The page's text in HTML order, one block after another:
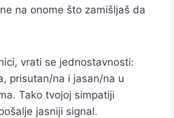
na onome što zamišljaš da
vrati se jednostavnosti:
prisutan/na i jasan/na u
Tako tvojoj simpatiji
jasniji signal.